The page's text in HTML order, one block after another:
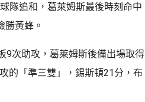
隊追和，葛萊姆斯最後時刻命中
勝黃蜂。
9次助攻，葛萊姆斯後備出場取得
的「準三雙」，錫斯頓21分，布